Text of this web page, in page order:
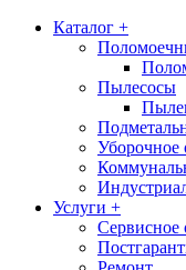
Каталог +
Пылесосы
Уборочное
Услуги +
Сервисное